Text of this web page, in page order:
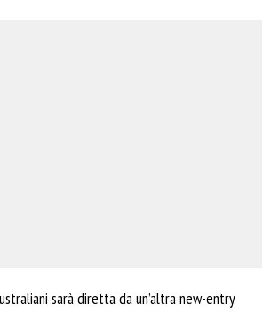
sarà diretta da un’altra new-entry